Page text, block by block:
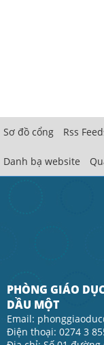
Sơ đồ cổng Rss
Danh bạ website
PHÒNG GIÁO
DẦU MỘT
Email:
Điện thoại: 0274 3